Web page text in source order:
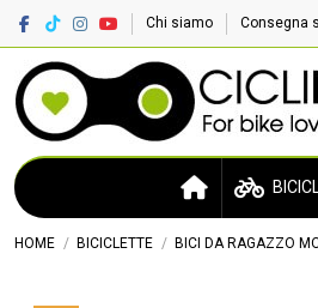
Chi siamo Consegna
HOME BICICLETTE BICI DA RAGAZZO